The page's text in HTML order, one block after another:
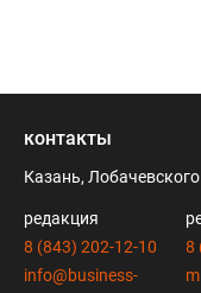
контакты
Казань,
редакция
8 (843) 202-12-10
info@business-
8